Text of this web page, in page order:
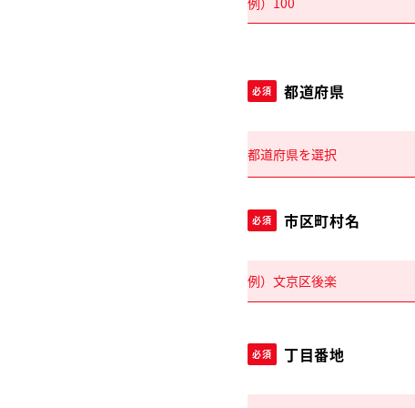
必須 都道府県
必須 市区町村名
必須 丁目番地